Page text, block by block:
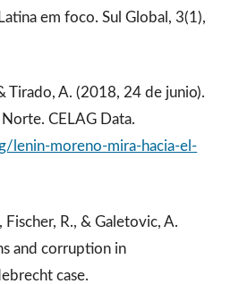
em foco. Sul Global, 3(1),
Tirado, A. (2018, 24 de junio).
CELAG Data.
lenin-moreno-mira-hacia-el-
Fischer, R., & Galetovic, A.
and corruption in
case.